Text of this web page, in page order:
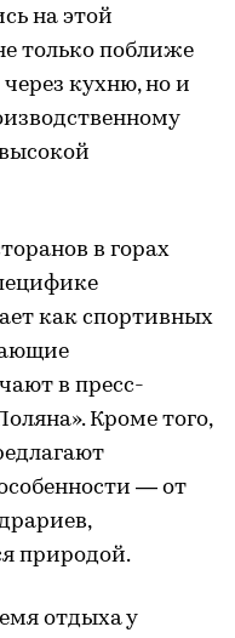
на этой
только поближе
кухню, но и
в горах
как спортивных
в пресс-
Кроме того,
— от
природой.
отдыха у